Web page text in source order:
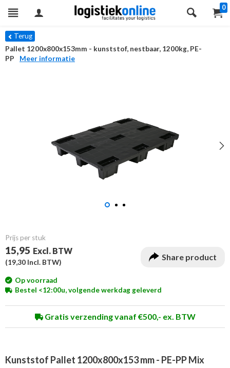
0
Terug
Pallet 1200x800x153mm - kunststof, nestbaar, 1200kg, PE-
PP
Meer informatie
Prijs per stuk
15,95 Excl. BTW
(19,30 Incl. BTW)
Share product
Op voorraad
Bestel <12:00u, volgende werkdag geleverd
Gratis verzending vanaf €500,- ex. BTW
Kunststof Pallet 1200x800x153 mm - PE-PP Mix